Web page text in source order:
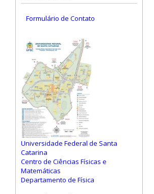
Formulário de Contato
Universidade Federal de Santa
Catarina
Centro de Ciências Físicas e
Matemáticas
Departamento de Física